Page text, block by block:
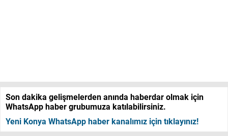
Son dakika gelişmelerden anında haberdar olmak için
WhatsApp haber grubumuza katılabilirsiniz.
Yeni Konya WhatsApp haber kanalımız için tıklayınız!